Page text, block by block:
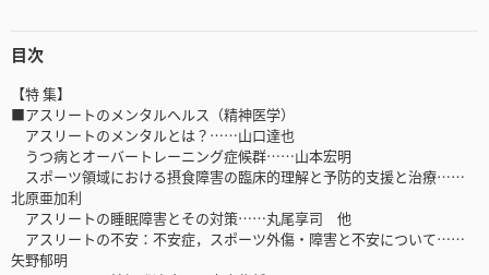
目次
【特 集】
■アスリートのメンタルヘルス（精神医学）
アスリートのメンタルとは？……山口達也
うつ病とオーバートレーニング症候群……山本宏明
スポーツ領域における摂食障害の臨床的理解と予防的支援と治療……
北原亜加利
アスリートの睡眠障害とその対策……丸尾享司 他
アスリートの不安：不安症，スポーツ外傷・障害と不安について……
矢野郁明